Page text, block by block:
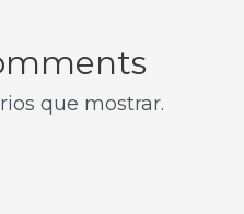
que mostrar.